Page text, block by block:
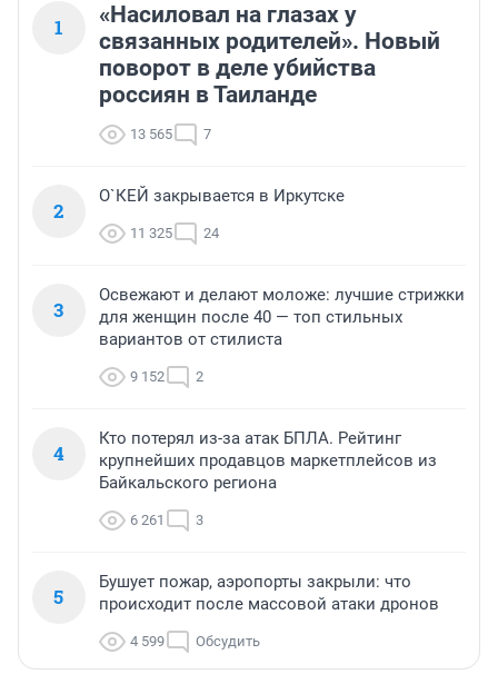
1
«Насиловал на глазах у
связанных родителей». Новый
поворот в деле убийства
россиян в Таиланде
13 565 7
2
О`КЕЙ закрывается в Иркутске
11 325 24
3
Освежают и делают моложе: лучшие стрижки
для женщин после 40 — топ стильных
вариантов от стилиста
9 152 2
4
Кто потерял из-за атак БПЛА. Рейтинг
крупнейших продавцов маркетплейсов из
Байкальского региона
6 261 3
5
Бушует пожар, аэропорты закрыли: что
происходит после массовой атаки дронов
4 599 Обсудить